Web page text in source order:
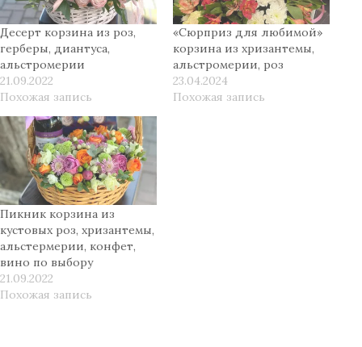
Десерт корзина из роз,
герберы, диантуса,
альстромерии
21.09.2022
Похожая запись
«Сюрприз для любимой»
корзина из хризантемы,
альстромерии, роз
23.04.2024
Похожая запись
Пикник корзина из
кустовых роз, хризантемы,
альстермерии, конфет,
вино по выбору
21.09.2022
Похожая запись